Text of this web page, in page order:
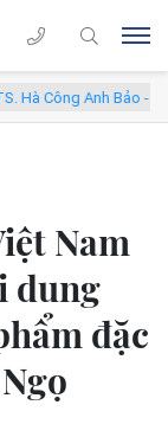
Bảo - Phó Chủ tịch
Nam
dung
đặc